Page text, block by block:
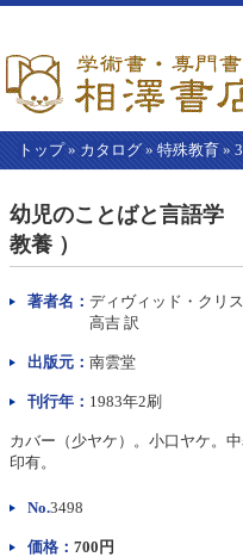
トップ» カタログ » 特殊教育 »
こ
か
ら
本
文】
幼児のことばと言語学
教養 ）
著者名： ディヴィッド・クリ
高吉 訳
出版元： 南雲堂
刊行年： 1983年2刷
カバー（少ヤケ）。小口ヤケ。
印有。
No.3498
価格： 700円